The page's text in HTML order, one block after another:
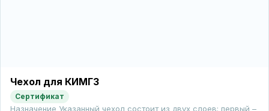
Чехол для КИМГЗ
Сертификат
Назначение Указанный чехол состоит из двух слоев: первый –